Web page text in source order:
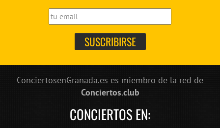
ConciertosenGranada.es es miembro de la red de
Conciertos.club
CONCIERTOS EN: